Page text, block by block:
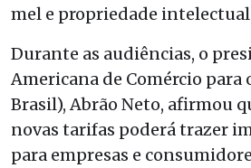
mel e propriedade
Durante as audiências, o
Americana de Comércio para
Brasil), Abrão Neto, afirmou
novas tarifas poderá trazer
para empresas e